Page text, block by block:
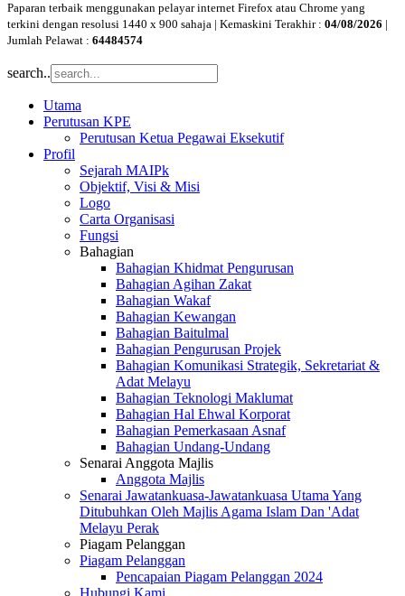
Paparan terbaik menggunakan pelayar internet Firefox atau Chrome yang
terkini dengan resolusi 1440 x 900 sahaja | Kemaskini Terakhir : 04/08/2026 |
Jumlah Pelawat : 64484574
search..
Utama
Perutusan KPE
Perutusan Ketua Pegawai Eksekutif
Profil
Sejarah MAIPk
Objektif, Visi & Misi
Logo
Carta Organisasi
Fungsi
Bahagian
Bahagian Khidmat Pengurusan
Bahagian Agihan Zakat
Bahagian Wakaf
Bahagian Kewangan
Bahagian Baitulmal
Bahagian Pengurusan Projek
Bahagian Komunikasi Strategik, Sekretariat &
Adat Melayu
Bahagian Teknologi Maklumat
Bahagian Hal Ehwal Korporat
Bahagian Pemerkasaan Asnaf
Bahagian Undang-Undang
Senarai Anggota Majlis
Anggota Majlis
Senarai Jawatankuasa-Jawatankuasa Utama Yang
Ditubuhkan Oleh Majlis Agama Islam Dan 'Adat
Melayu Perak
Piagam Pelanggan
Piagam Pelanggan
Pencapaian Piagam Pelanggan 2024